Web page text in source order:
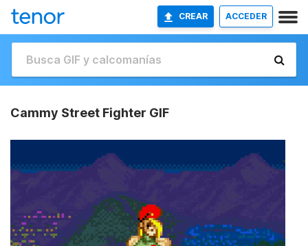
CREAR ACCEDER
Cammy Street Fighter GIF